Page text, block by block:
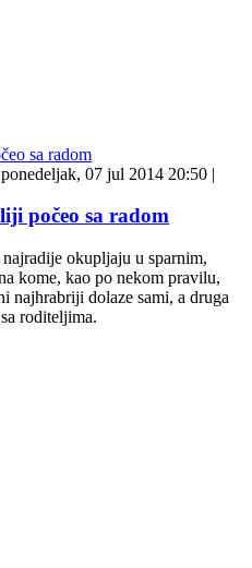
07 jul 2014 20:50 |
počeo sa radom
okupljaju u sparnim,
kome, kao po nekom pravilu,
najhrabriji dolaze sami, a druga
roditeljima.